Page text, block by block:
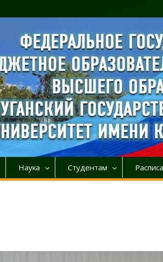
Наука Студентам